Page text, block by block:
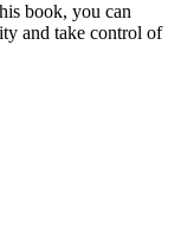
book, you can
and take control of